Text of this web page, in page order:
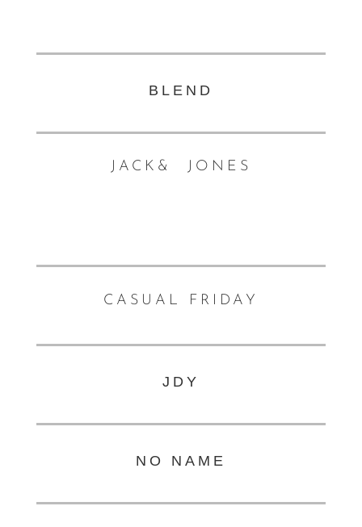
BLEND
JACK& JONES
CASUAL FRIDAY
JDY
NO NAME